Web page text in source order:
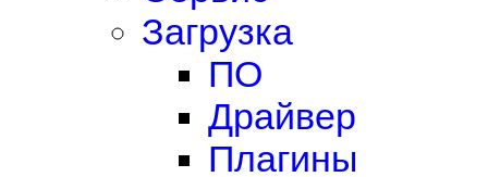
Загрузка
ПО
Драйвер
Плагины